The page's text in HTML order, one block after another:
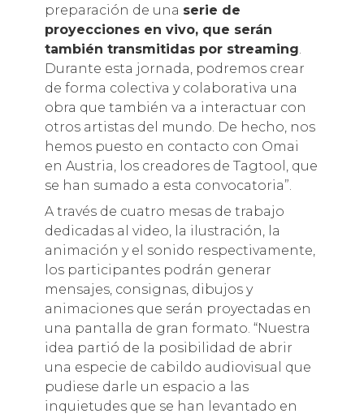
preparación de una serie de
proyecciones en vivo, que serán
también transmitidas por streaming.
Durante esta jornada, podremos crear
de forma colectiva y colaborativa una
obra que también va a interactuar con
otros artistas del mundo. De hecho, nos
hemos puesto en contacto con Omai
en Austria, los creadores de Tagtool, que
se han sumado a esta convocatoria”.
A través de cuatro mesas de trabajo
dedicadas al video, la ilustración, la
animación y el sonido respectivamente,
los participantes podrán generar
mensajes, consignas, dibujos y
animaciones que serán proyectadas en
una pantalla de gran formato. “Nuestra
idea partió de la posibilidad de abrir
una especie de cabildo audiovisual que
pudiese darle un espacio a las
inquietudes que se han levantado en